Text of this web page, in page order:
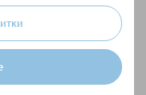
€/458,99 лв.